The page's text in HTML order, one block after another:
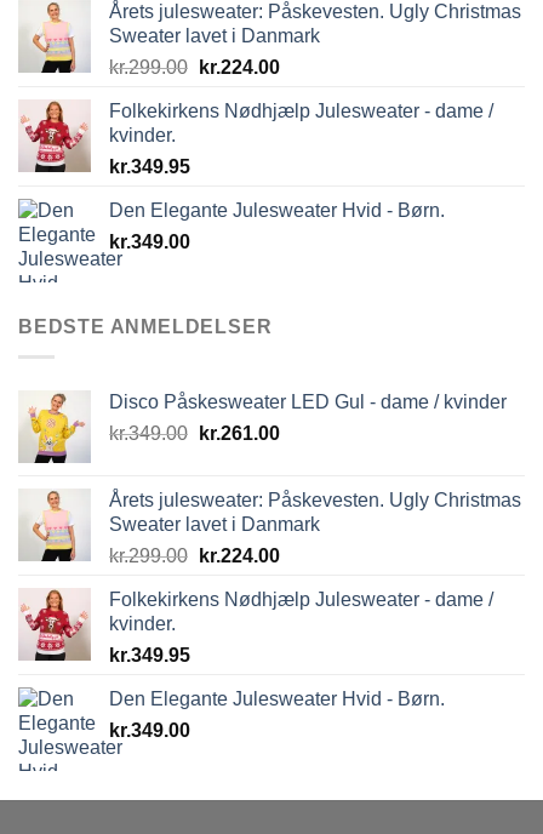
var:
kr.349.00.
er:
kr.261.00.
Årets julesweater: Påskevesten. Ugly Christmas
Sweater lavet i Danmark
kr.299.00 Den
pris
kr.224.00Den
pris
Folkekirkens Nødhjælp Julesweater - dame /
kvinder.
kr.349.95
Den Elegante Julesweater Hvid - Børn.
kr.349.00
BEDSTE ANMELDELSER
Disco Påskesweater LED Gul - dame / kvinder
kr.349.00 Den
var:
kr.349.00.
kr.261.00Den
er:
kr.261.00.
Årets julesweater: Påskevesten. Ugly Christmas
Sweater lavet i Danmark
kr.299.00 Den
pris
kr.224.00Den
pris
Folkekirkens Nødhjælp Julesweater - dame /
kvinder.
kr.349.95
Den Elegante Julesweater Hvid - Børn.
kr.349.00